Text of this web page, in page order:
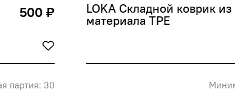
500 ₽
партия: 30
LOKA Складной коврик из
материала TPE